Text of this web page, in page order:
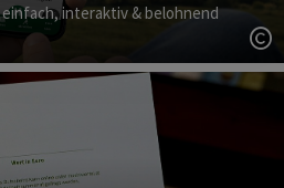
interaktiv & belohnend